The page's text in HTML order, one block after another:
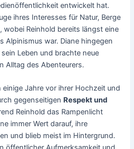
entwickelt hat.
ihres Interesses für Natur, Berge
wobei Reinhold bereits längst eine
Alpinismus war. Diane hingegen
Leben und brachte neue
Alltag des Abenteurers.
einige Jahre vor ihrer Hochzeit und
gegenseitigen Respekt und
Reinhold das Rampenlicht
immer Wert darauf, ihre
und blieb meist im Hintergrund.